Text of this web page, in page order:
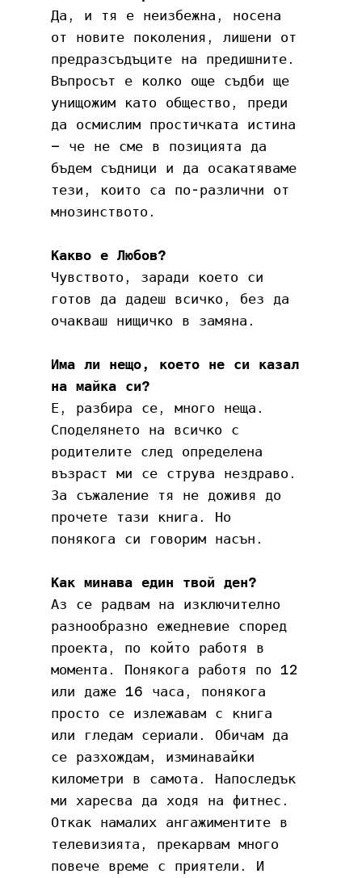
Да, и тя е неизбежна, носена
от новите поколения, лишени от
предразсъдъците на предишните.
Въпросът е колко още съдби ще
унищожим като общество, преди
да осмислим простичката истина
– че не сме в позицията да
бъдем съдници и да осакатяваме
тези, които са по-различни от
мнозинството.
Какво е Любов?
Чувството, заради което си
готов да дадеш всичко, без да
очакваш нищичко в замяна.
Има ли нещо, което не си казал
на майка си?
Е, разбира се, много неща.
Споделянето на всичко с
родителите след определена
възраст ми се струва нездраво.
За съжаление тя не доживя до
прочете тази книга. Но
понякога си говорим насън.
Как минава един твой ден?
Аз се радвам на изключително
разнообразно ежедневие според
проекта, по който работя в
момента. Понякога работя по 12
или даже 16 часа, понякога
просто се излежавам с книга
или гледам сериали. Обичам да
се разхождам, изминавайки
километри в самота. Напоследък
ми харесва да ходя на фитнес.
Откак намалих ангажиментите в
телевизията, прекарвам много
повече време с приятели. И